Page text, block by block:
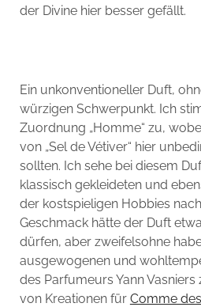
der Divine hier besser gefällt.
Ein unkonventioneller Duft,
würzigen Schwerpunkt. Ich
Zuordnung „Homme“ zu,
von „Sel de Vétiver“ hier
sollten. Ich sehe bei diesem
klassisch gekleideten und
der kostspieligen Hobbies
Geschmack hätte der Duft
dürfen, aber zweifelsohne
ausgewogenen und
des Parfumeurs Yann
von Kreationen für Comme